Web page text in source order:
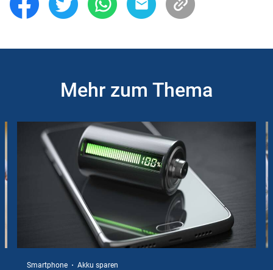
Mehr zum Thema
Instructions
Smartphone Akku sparen